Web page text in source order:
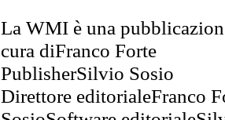
La WMI è una
cura diFranco Forte
PublisherSilvio Sosio
Direttore editorialeFranco